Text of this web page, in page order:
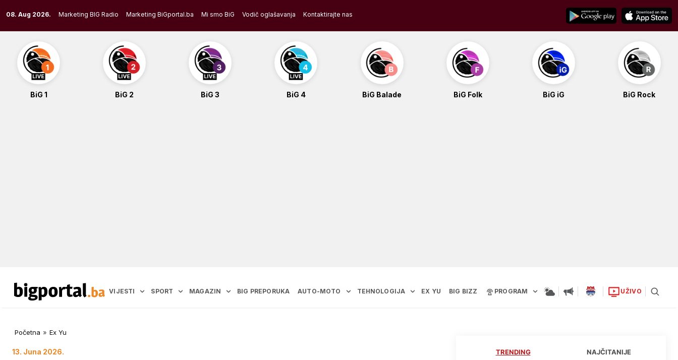
to
content
08. Aug 2026. Marketing BIG Radio Marketing BiGportal.ba Mi smo BiG Vodič oglašavanja Kontaktirajte nas
BiG 1 BiG 2 BiG 3 BiG 4 BiG Balade BiG Folk BiG iG BiG Rock
VIJESTI SPORT MAGAZIN BIG PREPORUKA AUTO-MOTO TEHNOLOGIJA EX YU BIG BIZZ PROGRAM UŽIVO
Početna » Ex Yu
13. Juna 2026. TRENDING NAJČITANIJE